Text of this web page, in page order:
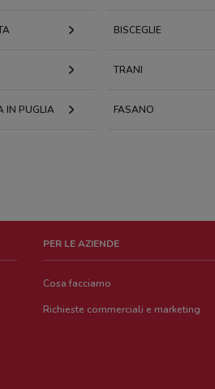
BISCEGLIE
TRANI
IN PUGLIA FASANO
PER LE AZIENDE
Cosa facciamo
Richieste commerciali e marketing